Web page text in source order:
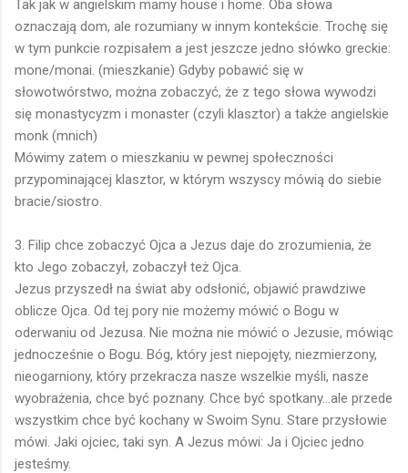
Tak jak w angielskim mamy house i home. Oba słowa
oznaczają dom, ale rozumiany w innym kontekście. Trochę się
w tym punkcie rozpisałem a jest jeszcze jedno słówko greckie:
mone/monai. (mieszkanie) Gdyby pobawić się w
słowotwórstwo, można zobaczyć, że z tego słowa wywodzi
się monastycyzm i monaster (czyli klasztor) a także angielskie
monk (mnich)
Mówimy zatem o mieszkaniu w pewnej społeczności
przypominającej klasztor, w którym wszyscy mówią do siebie
bracie/siostro.
3. Filip chce zobaczyć Ojca a Jezus daje do zrozumienia, że
kto Jego zobaczył, zobaczył też Ojca.
Jezus przyszedł na świat aby odsłonić, objawić prawdziwe
oblicze Ojca. Od tej pory nie możemy mówić o Bogu w
oderwaniu od Jezusa. Nie można nie mówić o Jezusie, mówiąc
jednocześnie o Bogu. Bóg, który jest niepojęty, niezmierzony,
nieogarniony, który przekracza nasze wszelkie myśli, nasze
wyobrażenia, chce być poznany. Chce być spotkany...ale przede
wszystkim chce być kochany w Swoim Synu. Stare przysłowie
mówi. Jaki ojciec, taki syn. A Jezus mówi: Ja i Ojciec jedno
jesteśmy.